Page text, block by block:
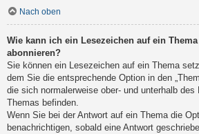
Nach oben
Wie kann ich ein Lesezeichen auf ein
abonnieren?
Sie können ein Lesezeichen auf ein Thema
dem Sie die entsprechende Option in den
die sich normalerweise ober- und unterhalb
Themas befinden.
Wenn Sie bei der Antwort auf ein Thema die
benachrichtigen, sobald eine Antwort